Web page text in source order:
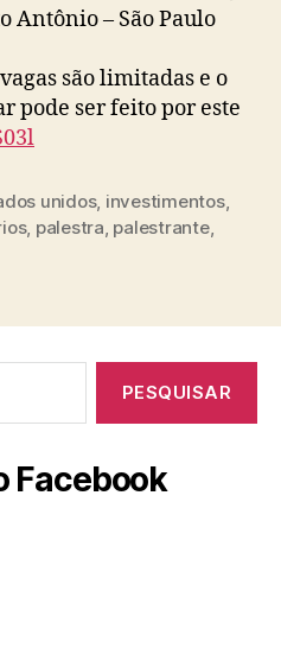
Antônio – São Paulo
são limitadas e o
pode ser feito por este
unidos, investimentos,
, palestra, palestrante,
Facebook